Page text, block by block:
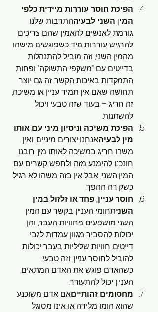
הפיכת חוסר עוררות מיידית כלפי
המין השני לבעיההתרבות שלנו
גורמת לאנשים להאמין שהם צריכים
להרגיש עוררות מיד כשפוגשים מישהו
מהמין השני, וזה מוביל להתנהלות
בדייטים עם “משקפי התשוקה” ופחות
התמקדות באיכות הקשר. זה גם יוצר
תחושה שאם אין תמיד עניין או משיכה,
זה חריג – בעוד שזה טבעי ויכול
להשתנות.
הפיכת משיכה וניסיון מיני עם אותו
מין לבעיהאנחנו יצורים מיניים, ואין
משהו חריג במשיכה לאותו מין. רובנו
חונכנו להימנע מזה ולחפש קשרים עם
המין השני, אבל אין בזה משהו לא רגיל
כשקורה ההפך.
חוסר עניין, פחד או זלזול במין
השניתחומי העניין בקשר עם המין
השני מושפעים מחוויות העבר, והן
יכולות להסביר מגוון עמדות לגבי
דייטים. חוויות שליליות בעבר יכולות
להוביל לחוסר עניין, וזה טבעי.
כשהאדם פוגש את האדם המתאים,
העניין יכול להתעורר.
מחסומים זהותייםאם אדם משוכנע
שהוא הומו מלידה או אינו מסוגל